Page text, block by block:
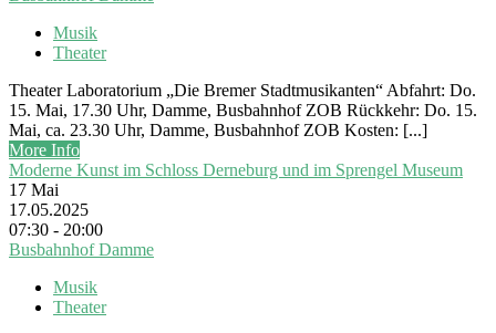
Musik
Theater
Theater Laboratorium „Die Bremer Stadtmusikanten“ Abfahrt: Do.
15. Mai, 17.30 Uhr, Damme, Busbahnhof ZOB Rückkehr: Do. 15.
Mai, ca. 23.30 Uhr, Damme, Busbahnhof ZOB Kosten: [...]
More Info
Moderne Kunst im Schloss Derneburg und im Sprengel Museum
17 Mai
17.05.2025
07:30 - 20:00
Busbahnhof Damme
Musik
Theater